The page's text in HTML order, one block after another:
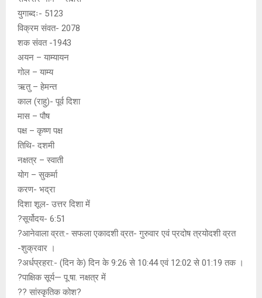
p
k
युगाब्दः- 5123
विक्रम संवत- 2078
शक संवत -1943
अयन – याम्यायन
गोल – याम्य
ऋतु – हेमन्त
काल (राहु)- पूर्व दिशा
मास – पौष
पक्ष – कृष्ण पक्ष
तिथि- दशमी
नक्षत्र – स्वाती
योग – सुकर्मा
करण- भद्रा
दिशा शूल- उत्तर दिशा में
?सूर्योदय- 6:51
?आनेवाला व्रत:- सफला एकादशी व्रत- गुरुवार एवं प्रदोष त्रयोदशी व्रत
-शुक्रवार ।
?अर्धप्रहरा:- (दिन के) दिन के 9:26 से 10:44 एवं 12:02 से 01:19 तक ।
?पाक्षिक सूर्य— पू.षा. नक्षत्र में
?? सांस्कृतिक कोश?